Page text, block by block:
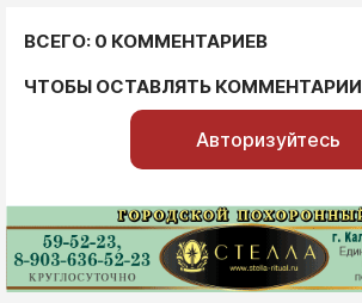
ВСЕГО: 0 КОММЕНТАРИЕВ
ЧТОБЫ ОСТАВЛЯТЬ КОММЕНТАРИИ
Авторизуйтесь